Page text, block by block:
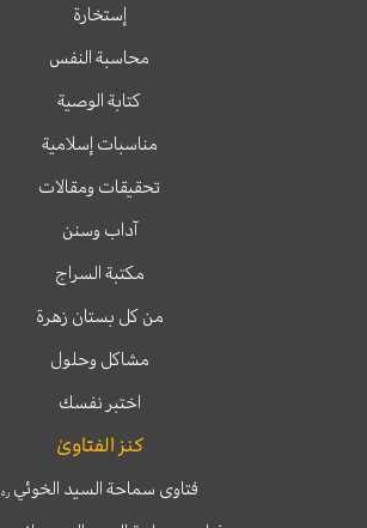
إستخارة
محاسبة النفس
كتابة الوصية
مناسبات إسلامية
تحقيقات ومقالات
آداب وسنن
مكتبة السراج
من كل بستان زهرة
مشاكل وحلول
اختبر نفسك
كنز الفتاوىٰ
فتاوى سماحة السيد الخوئيره